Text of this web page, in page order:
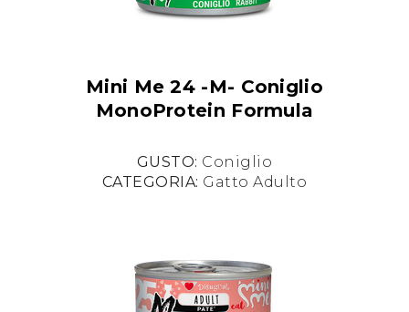
Mini Me 24 -M- Coniglio
MonoProtein Formula
GUSTO: Coniglio
CATEGORIA: Gatto Adulto